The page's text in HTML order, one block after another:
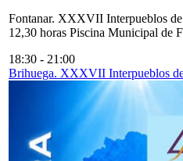
Fontanar. XXXVII Interpueblos
12,30 horas Piscina Municipal de
18:30 - 21:00
Brihuega. XXXVII Interpueblos